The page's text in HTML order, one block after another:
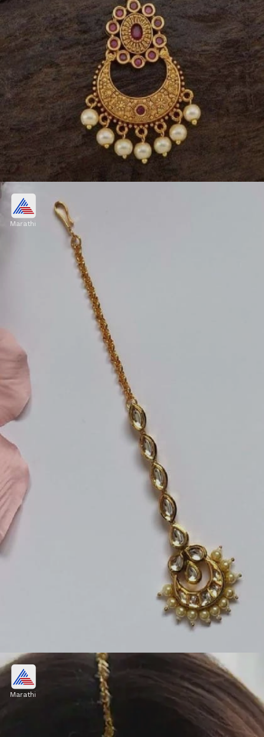
हाफ मून किंवा चांद डिझाइनचा 1 ग्रॅम गोल्ड मांगटिका तुमचा
एथनिक लुक अधिक आकर्षक बनवतो. ही डिझाइन नववधूच्या
चेहऱ्यावर एक वेगळाच ग्रेस आणते आणि फोटोमध्येही खूप सुंदर
Image credits: pinterest
Marathi
कुंदन टच मांगटिका
मिनिमल कुंदन वर्क असलेला मांगटिका पारंपरिक आणि मॉडर्न
स्टाइलचं एक उत्तम कॉम्बिनेशन आहे. नववधू लेहेंगा, अनारकली
किंवा सिल्क साडीसोबत हा मांगटिका घालून आपला लुक खास बनवू
Marathi